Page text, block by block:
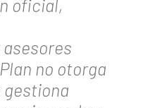
oficial,
no otorga
gestiona